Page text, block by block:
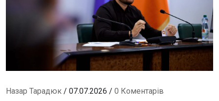
Назар Тарадюк / 07.07.2026 / 0 Коментарів